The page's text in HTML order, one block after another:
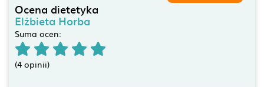
Ocena dietetyka
Elżbieta Horba
Suma ocen:
(4 opinii)